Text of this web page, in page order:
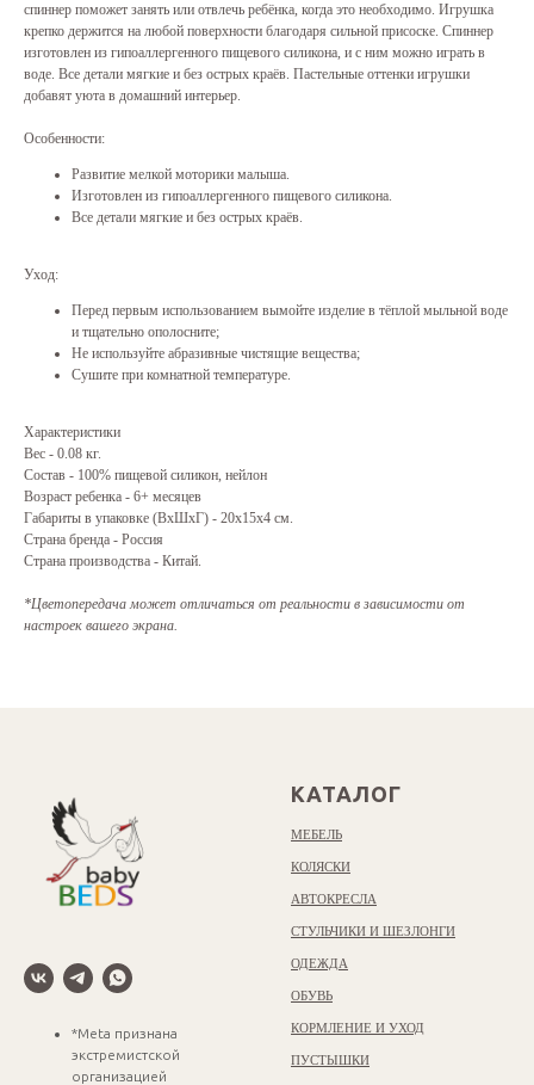
спиннер поможет занять или отвлечь ребёнка, когда это необходимо. Игрушка
крепко держится на любой поверхности благодаря сильной присоске. Спиннер
изготовлен из гипоаллергенного пищевого силикона, и с ним можно играть в
воде. Все детали мягкие и без острых краёв. Пастельные оттенки игрушки
добавят уюта в домашний интерьер.
Особенности:
Развитие мелкой моторики малыша.
Изготовлен из гипоаллергенного пищевого силикона.
Все детали мягкие и без острых краёв.
Уход:
Перед первым использованием вымойте изделие в тёплой мыльной воде
и тщательно ополосните;
Не используйте абразивные чистящие вещества;
Сушите при комнатной температуре.
Характеристики
Вес - 0.08 кг.
Состав - 100% пищевой силикон, нейлон
Возраст ребенка - 6+ месяцев
Габариты в упаковке (ВхШхГ) - 20x15x4 см.
Страна бренда - Россия
Страна производства - Китай.
*Цветопередача может отличаться от реальности в зависимости от
настроек вашего экрана.
*Meta признана
экстремистской
организацией
КАТАЛОГ
МЕБЕЛЬ
КОЛЯСКИ
АВТОКРЕСЛА
СТУЛЬЧИКИ И ШЕЗЛОНГИ
ОДЕЖДА
ОБУВЬ
КОРМЛЕНИЕ И УХОД
ПУСТЫШКИ